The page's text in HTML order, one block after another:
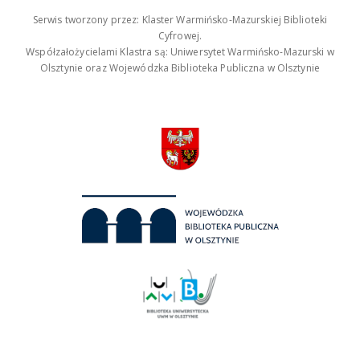
Serwis tworzony przez: Klaster Warmińsko-Mazurskiej Biblioteki
Cyfrowej.
Współzałożycielami Klastra są: Uniwersytet Warmińsko-Mazurski w
Olsztynie oraz Wojewódzka Biblioteka Publiczna w Olsztynie